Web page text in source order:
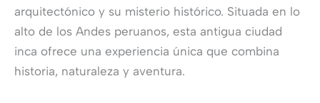
arquitectónico y su misterio histórico. Situada en lo
alto de los Andes peruanos, esta antigua ciudad
inca ofrece una experiencia única que combina
historia, naturaleza y aventura.